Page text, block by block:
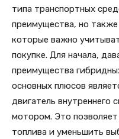
типа транспортных
преимущества, но
которые важно
покупке. Для начала,
преимущества
основных плюсов
двигатель внутреннего
мотором. Это
топлива и уменьшить